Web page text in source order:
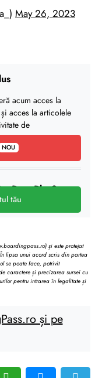
May 26, 2023
acum acces la
acces la articolele
de
NOU
Plus?
tău
și este protejat
lipsa unui acord scris din partea
se poate face, potrivit
caractere și precizarea sursei cu
pentru intrarea în legalitate și
și pe